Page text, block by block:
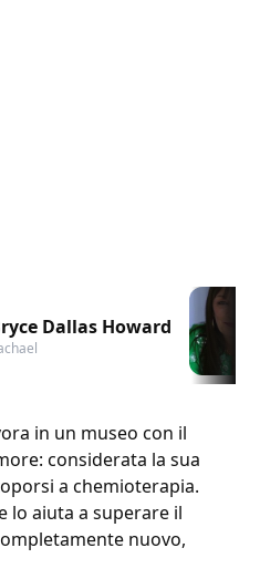
Dallas Howard
in un museo con il
considerata la sua
a chemioterapia.
lo aiuta a superare il
nuovo,